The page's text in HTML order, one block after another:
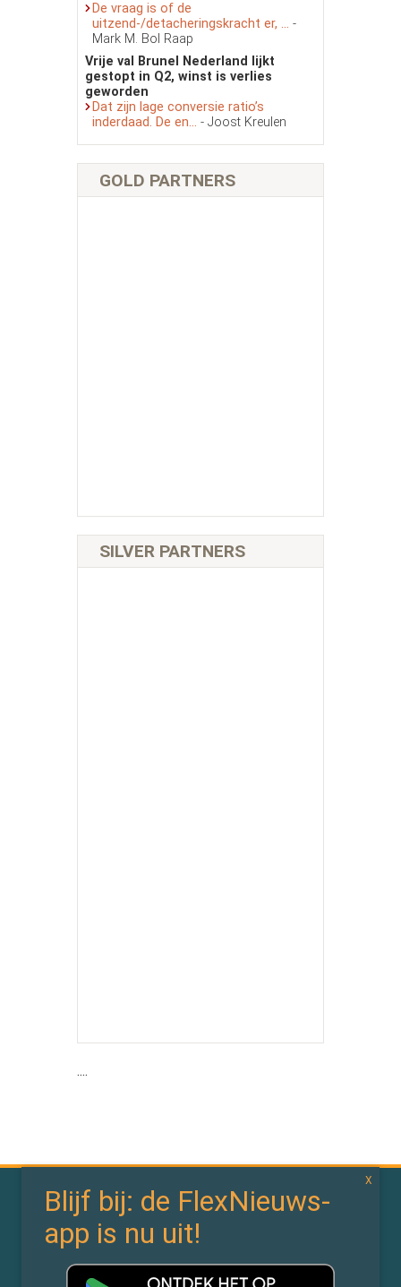
De vraag is of de
uitzend-/detacheringskracht er, ... -
Mark M. Bol Raap
Vrije val Brunel Nederland lijkt
gestopt in Q2, winst is verlies
geworden
Dat zijn lage conversie ratio’s
inderdaad. De en... - Joost Kreulen
GOLD PARTNERS
SILVER PARTNERS
....
In de branche
Bedrijfsnieuws
Branchenieuws
In de wereld
Politiek